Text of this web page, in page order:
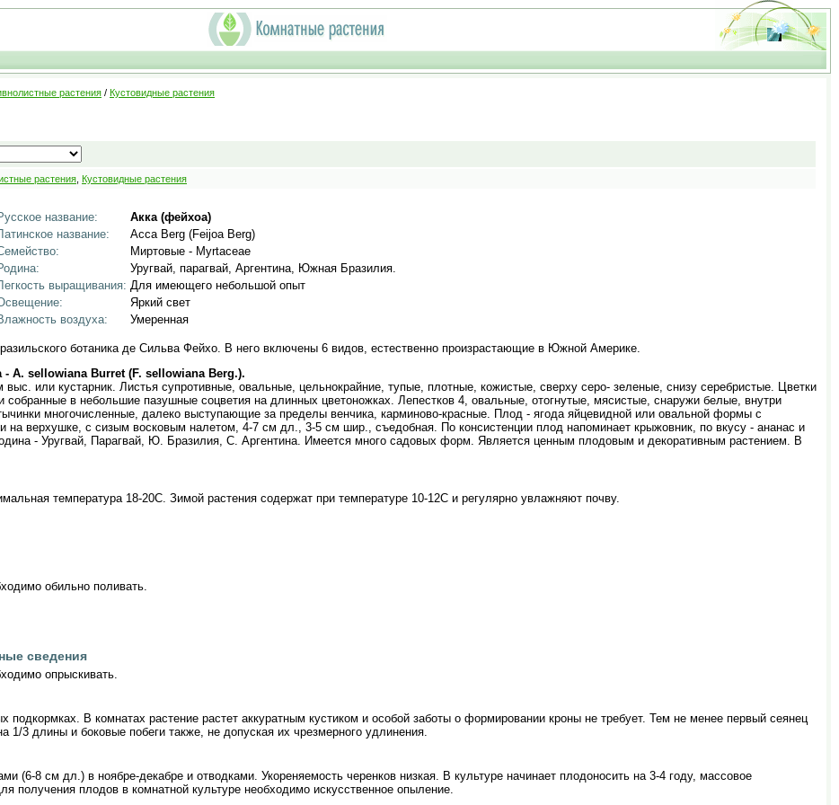
растения / Кустовидные растения
растения Кустовидные растения
название:
Акка (фейхоа)
название:
Acca Berg (Feijoa Berg)
Миртовые - Myrtaceae
Уругвай, парагвай, Аргентина, Южная Бразилия.
выращивания: Для имеющего небольшой опыт
Яркий свет
воздуха:
Умеренная
ботаника де Сильва Фейхо. В него включены 6 видов, естественно произрастающие в Южной Америке.
A. sellowiana Burret (F. sellowiana Berg.).
выс. или кустарник. Листья супротивные, овальные, цельнокрайние, тупые, плотные, кожистые, сверху серо- зеленые, снизу серебристые. Цветки
в небольшие пазушные соцветия на длинных цветоножках. Лепестков 4, овальные, отогнутые, мясистые, снаружи белые, внутри
многочисленные, далеко выступающие за пределы венчика, карминово-красные. Плод - ягода яйцевидной или овальной формы с
верхушке, с сизым восковым налетом, 4-7 см дл., 3-5 см шир., съедобная. По консистенции плод напоминает крыжовник, по вкусу - ананас и
- Уругвай, Парагвай, Ю. Бразилия, С. Аргентина. Имеется много садовых форм. Является ценным плодовым и декоративным растением. В
температура 18-20С. Зимой растения содержат при температуре 10-12С и регулярно увлажняют почву.
обильно поливать.
сведения
опрыскивать.
подкормках. В комнатах растение растет аккуратным кустиком и особой заботы о формировании кроны не требует. Тем не менее первый сеянец
1/3 длины и боковые побеги также, не допуская их чрезмерного удлинения.
(6-8 см дл.) в ноябре-декабре и отводками. Укореняемость черенков низкая. В культуре начинает плодоносить на 3-4 году, массовое
получения плодов в комнатной культуре необходимо искусственное опыление.